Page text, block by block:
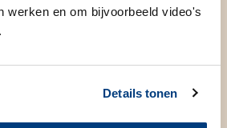
werken en om bijvoorbeeld video's
Details tonen